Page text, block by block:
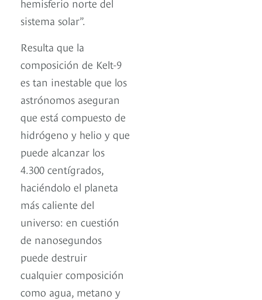
sistema solar”.
Resulta que la
composición de Kelt-9
es tan inestable que los
astrónomos aseguran
que está compuesto de
hidrógeno y helio y que
puede alcanzar los
4.300 centígrados,
haciéndolo el planeta
más caliente del
universo: en cuestión
de nanosegundos
puede destruir
cualquier composición
como agua, metano y